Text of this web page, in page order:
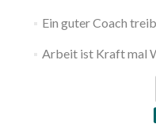
Ein guter Coach
Arbeit ist Kraft mal